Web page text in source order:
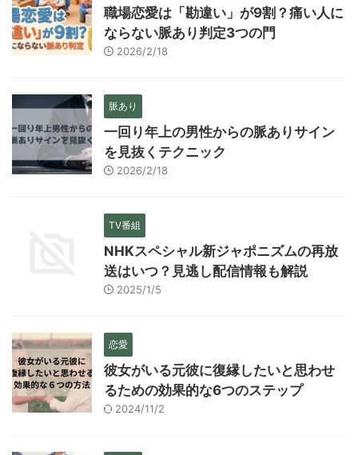
職場恋愛は「勘違い」が9割？痛い人に
ならない脈あり判定3つの門
2026/2/18
脈あり
一回り年上の男性からの脈ありサイン
を見抜くテクニック
2026/2/18
TV番組
NHKスペシャル新ジャポニズムの再放
送はいつ？見逃し配信情報も解説
2025/1/5
恋愛
彼女がいる元彼に復縁したいと思わせ
るための効果的な6つのステップ
2024/11/2